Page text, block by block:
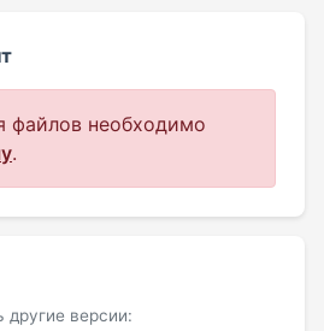
файлов необходимо
.
другие версии: